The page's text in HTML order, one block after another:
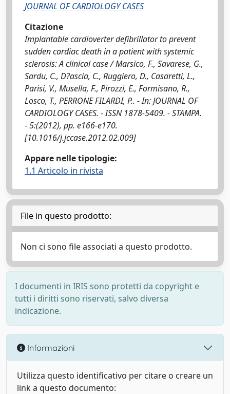
JOURNAL OF CARDIOLOGY CASES
Citazione
Implantable cardioverter defibrillator to prevent
sudden cardiac death in a patient with systemic
sclerosis: A clinical case / Marsico, F., Savarese, G.,
Sardu, C., D?ascia, C., Ruggiero, D., Casaretti, L.,
Parisi, V., Musella, F., Pirozzi, E., Formisano, R.,
Losco, T., PERRONE FILARDI, P.. - In: JOURNAL OF
CARDIOLOGY CASES. - ISSN 1878-5409. - STAMPA.
- 5:(2012), pp. e166-e170.
[10.1016/j.jccase.2012.02.009]
Appare nelle tipologie:
1.1 Articolo in rivista
File in questo prodotto:
Non ci sono file associati a questo prodotto.
I documenti in IRIS sono protetti da copyright e
tutti i diritti sono riservati, salvo diversa
indicazione.
Informazioni
Utilizza questo identificativo per citare o creare un
link a questo documento: